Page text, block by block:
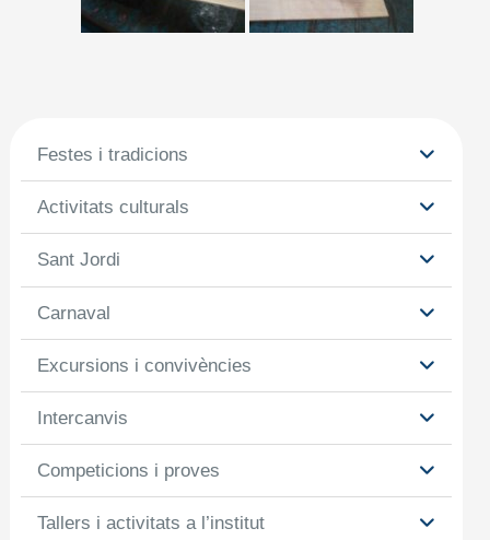
Festes i tradicions
Activitats culturals
Sant Jordi
Carnaval
Excursions i convivències
Intercanvis
Competicions i proves
Tallers i activitats a l’institut